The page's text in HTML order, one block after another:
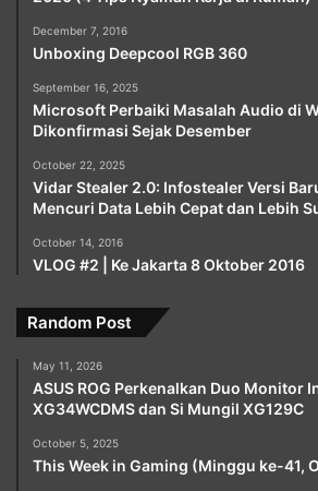
December 7, 2016
Unboxing Deepcool RGB 360
September 16, 2025
Microsoft Perbaiki Masalah Audio di
Dikonfirmasi Sejak Desember
October 22, 2025
Vidar Stealer 2.0: Infostealer Versi
Mencuri Data Lebih Cepat dan Lebih
October 14, 2016
VLOG #2 | Ke Jakarta 8 Oktober 2016
Random Post
May 11, 2026
ASUS ROG Perkenalkan Duo Monitor
XG34WCDMS dan Si Mungil XG129C
October 5, 2025
This Week in Gaming (Minggu ke-41,